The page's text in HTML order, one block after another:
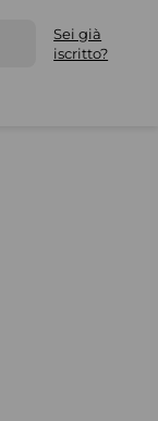
Sei già
iscritto?